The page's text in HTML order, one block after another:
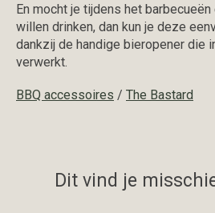
En mocht je tijdens het
willen drinken, dan kun je deze
dankzij de handige bieropener die
verwerkt.
BBQ accessoires / The Bastard
Dit vind je